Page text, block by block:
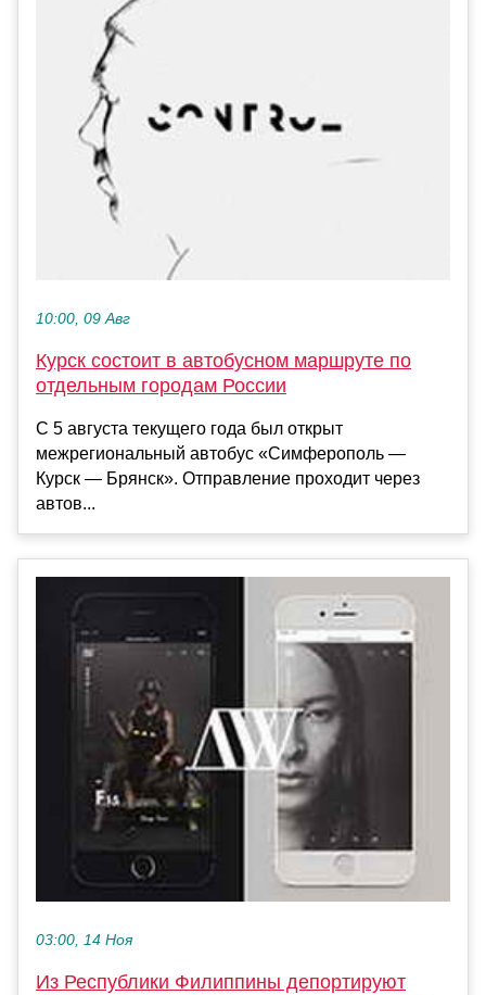
10:00, 09 Авг
Курск состоит в автобусном маршруте по
отдельным городам России
С 5 августа текущего года был открыт
межрегиональный автобус «Симферополь —
Курск — Брянск». Отправление проходит через
автов...
03:00, 14 Ноя
Из Республики Филиппины депортируют